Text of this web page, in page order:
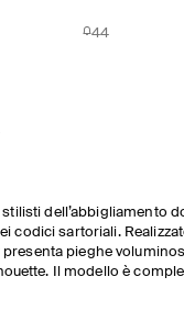
44
stilisti dell’abbigliamento
codici sartoriali.
pieghe
Il modello è